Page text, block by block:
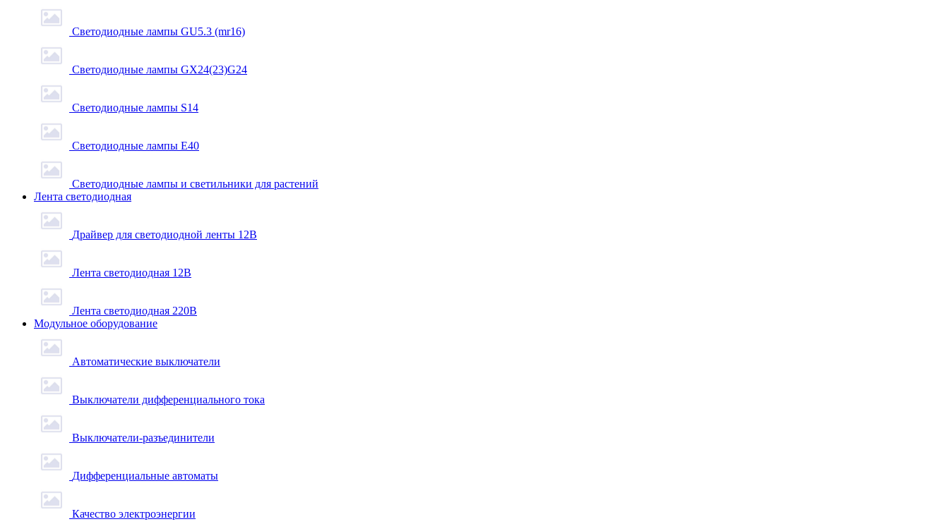
Светодиодные лампы GU5.3 (mr16)
Светодиодные лампы GX24(23)G24
Светодиодные лампы S14
Светодиодные лампы Е40
Светодиодные лампы и светильники для растений
Лента светодиодная
Драйвер для светодиодной ленты 12В
Лента светодиодная 12В
Лента светодиодная 220В
Модульное оборудование
Автоматические выключатели
Выключатели дифференциального тока
Выключатели-разъединители
Дифференциальные автоматы
Качество электроэнергии